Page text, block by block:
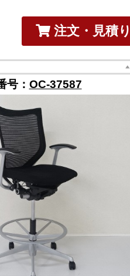
注文・見積
号： OC-37587